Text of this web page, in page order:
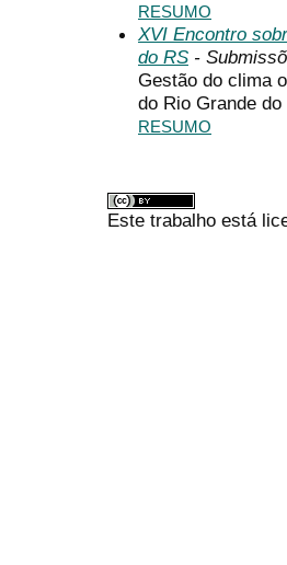
RESUMO
XVI Encontro
do RS -
Gestão do clima
do Rio Grande do
RESUMO
Este trabalho está